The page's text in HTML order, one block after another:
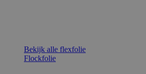
Bekijk alle flexfolie
Flockfolie